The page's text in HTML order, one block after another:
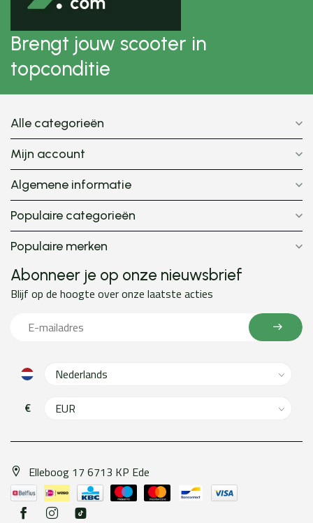
Brengt jouw scooter in
topconditie
Alle categorieën
Mijn account
Algemene informatie
Populaire categorieën
Populaire merken
Abonneer je op onze nieuwsbrief
Blijf op de hoogte over onze laatste acties
€
Elleboog 17 6713 KP Ede